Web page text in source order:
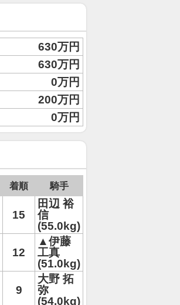
630万円
630万円
0万円
200万円
0万円
着順 騎手
15
田辺 裕
信
(55.0kg)
12
▲伊藤
工真
(51.0kg)
9
大野 拓
弥
(54.0kg)